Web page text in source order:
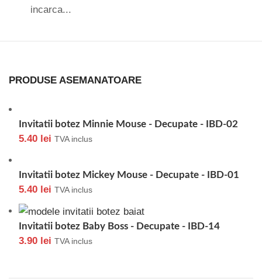
incarca...
PRODUSE ASEMANATOARE
Invitatii botez Minnie Mouse - Decupate - IBD-02
5.40 lei TVA inclus
Invitatii botez Mickey Mouse - Decupate - IBD-01
5.40 lei TVA inclus
Invitatii botez Baby Boss - Decupate - IBD-14
3.90 lei TVA inclus